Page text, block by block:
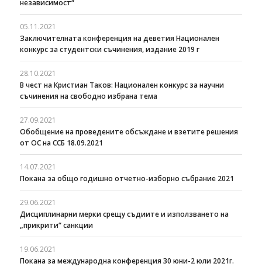
независимост“
05.11.2021
Заключителната конференция на деветия Национален
конкурс за студентски съчинения, издание 2019 г
28.10.2021
В чест на Кристиан Таков: Национален конкурс за научни
съчинения на свободно избрана тема
27.09.2021
Oбобщение на проведените обсъждане и взетите решения
от ОС на ССБ 18.09.2021
14.07.2021
Покана за общо годишно отчетно-изборно събрание 2021
29.06.2021
Дисциплинарни мерки срещу съдиите и използването на
„прикрити“ санкции
19.06.2021
Покана за международна конференция 30 юни-2 юли 2021г.